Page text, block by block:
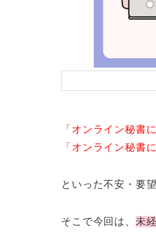
「オンライン秘書
「オンライン秘書
といった不安・要
そこで今回は、 未